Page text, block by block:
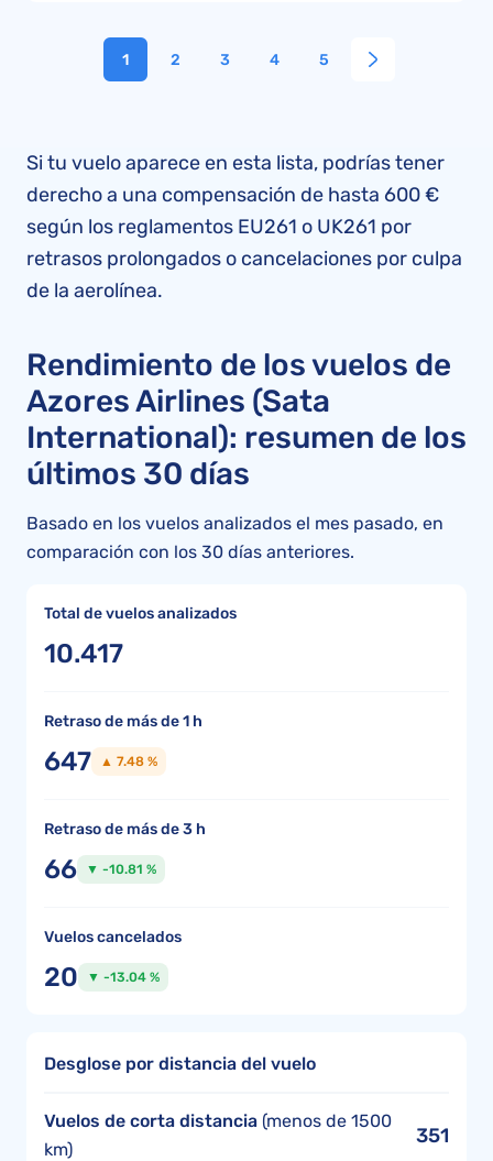
1 2 3 4 5
Si tu vuelo aparece en esta lista, podrías tener
derecho a una compensación de hasta 600 €
según los reglamentos EU261 o UK261 por
retrasos prolongados o cancelaciones por culpa
de la aerolínea.
Rendimiento de los vuelos de
Azores Airlines (Sata
International): resumen de los
últimos 30 días
Basado en los vuelos analizados el mes pasado, en
comparación con los 30 días anteriores.
Total de vuelos analizados
10.417
Retraso de más de 1 h
647 ▲ 7.48 %
Retraso de más de 3 h
66 ▼ -10.81 %
Vuelos cancelados
20 ▼ -13.04 %
Desglose por distancia del vuelo
Vuelos de corta distancia (menos de 1500
km)
351